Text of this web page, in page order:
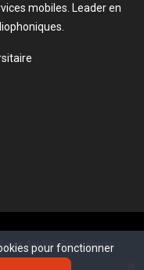
ouverture.
pour fonctionner
mobiles. Leader en
et Audio. Tous droits
pour fonctionner